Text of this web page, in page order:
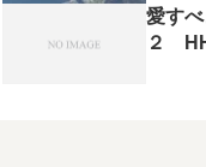
愛す
２